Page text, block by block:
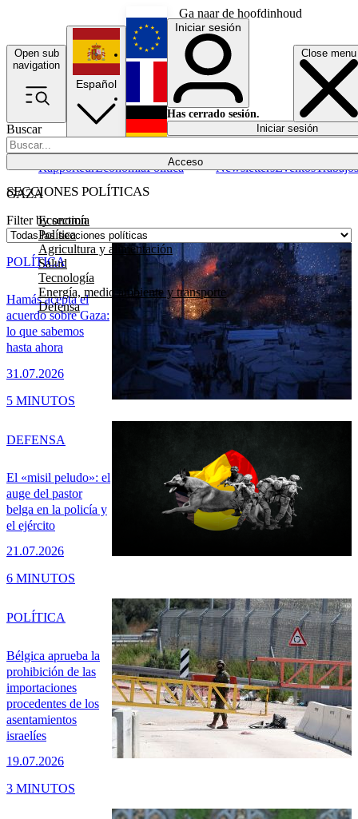
Ga naar de hoofdinhoud
Open sub
navigation
Close menu
Buscar
Acceso
SECCIONES POLÍTICAS
Economía
Política
Agricultura y alimentación
Salud
Tecnología
Energía, medio ambiente y transporte
Defensa
RapporteurEconomíaPolítica NewslettersEventosTrabajos
Español
English
Français
Iniciar sesión
Has cerrado sesión.
Iniciar sesión
GAZA
Filter by section
Hamás acepta el
acuerdo sobre Gaza:
lo que sabemos
hasta ahora
31.07.2026
POLÍTICA
5 MINUTOS
El «misil peludo»: el
auge del pastor
belga en la policía y
el ejército
21.07.2026
DEFENSA
6 MINUTOS
Bélgica aprueba la
prohibición de las
importaciones
procedentes de los
asentamientos
israelíes
19.07.2026
POLÍTICA
3 MINUTOS